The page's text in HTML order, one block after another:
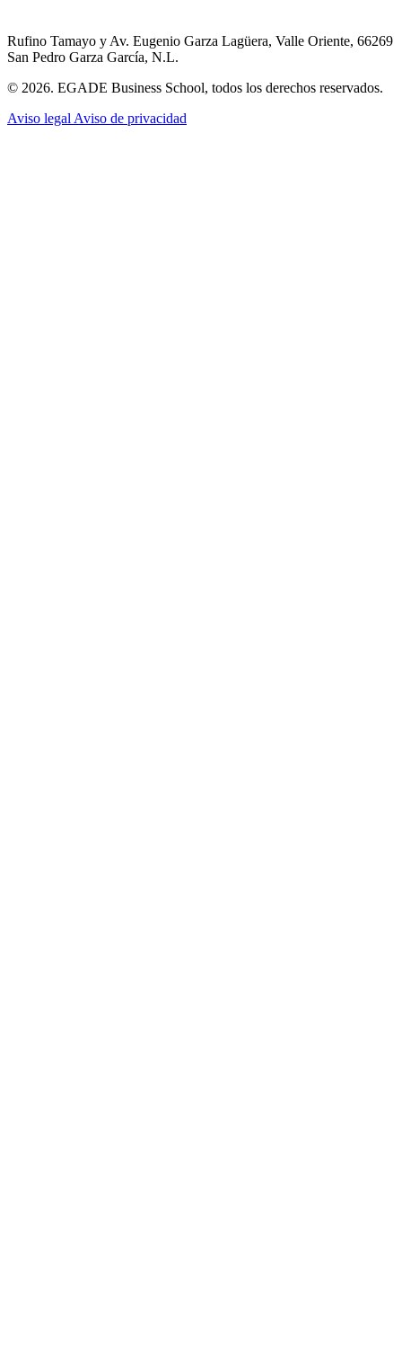
Rufino Tamayo y Av. Eugenio Garza Lagüera, Valle Oriente, 66269
San Pedro Garza García, N.L.
© 2026. EGADE Business School, todos los derechos reservados.
Aviso legal Aviso de privacidad